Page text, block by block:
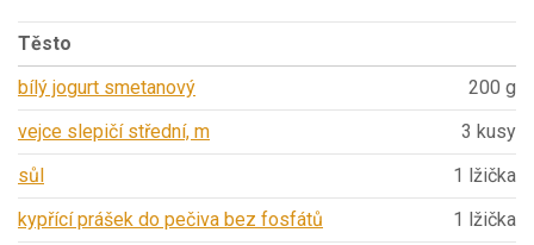
Těsto
bílý jogurt smetanový
200 g
vejce slepičí střední, m
3 kusy
sůl
1 lžička
kypřící prášek do pečiva bez fosfátů
1 lžička